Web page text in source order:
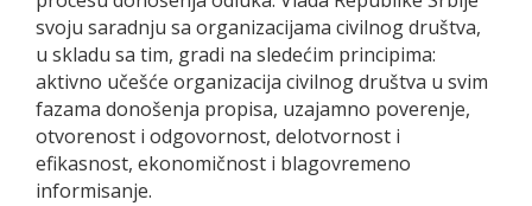
svoju saradnju sa organizacijama civilnog društva,
u skladu sa tim, gradi na sledećim principima:
aktivno učešće organizacija civilnog društva u svim
fazama donošenja propisa, uzajamno poverenje,
otvorenost i odgovornost, delotvornost i
efikasnost, ekonomičnost i blagovremeno
informisanje.